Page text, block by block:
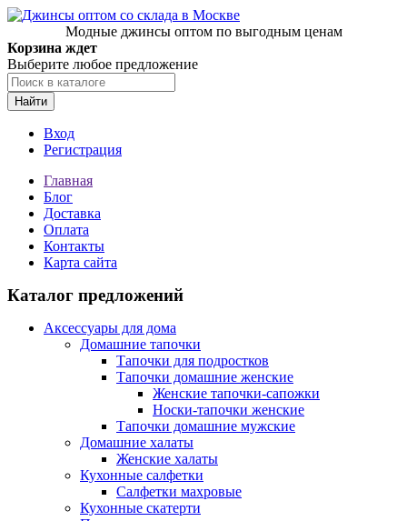
Модные джинсы оптом по выгодным ценам
Корзина ждет
Выберите любое предложение
Найти
Вход
Регистрация
Главная
Блог
Доставка
Оплата
Контакты
Карта сайта
Каталог предложений
Аксессуары для дома
Домашние тапочки
Тапочки для подростков
Тапочки домашние женские
Женские тапочки-сапожки
Носки-тапочки женские
Тапочки домашние мужские
Домашние халаты
Женские халаты
Кухонные салфетки
Салфетки махровые
Кухонные скатерти